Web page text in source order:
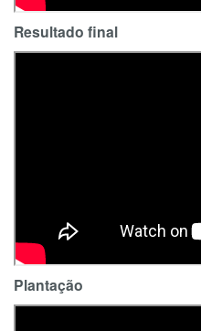
Resultado final
Plantação